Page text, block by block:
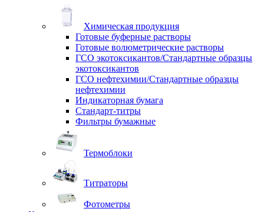
Химическая продукция
Готовые буферные растворы
Готовые волюметрические растворы
ГСО экотоксикантов/Стандартные образцы
экотоксикантов
ГСО нефтехимии/Стандартные образцы
нефтехимии
Индикаторная бумага
Стандарт-титры
Фильтры бумажные
Термоблоки
Титраторы
Фотометры